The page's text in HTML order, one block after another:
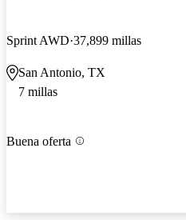
Sprint AWD 37,899 millas
San Antonio, TX
7 millas
Buena oferta